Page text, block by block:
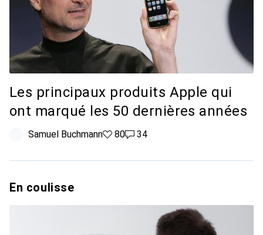
Les principaux produits Apple qui
ont marqué les 50 dernières années
Samuel Buchmann80 likes
8034 commentaires
34
En coulisse